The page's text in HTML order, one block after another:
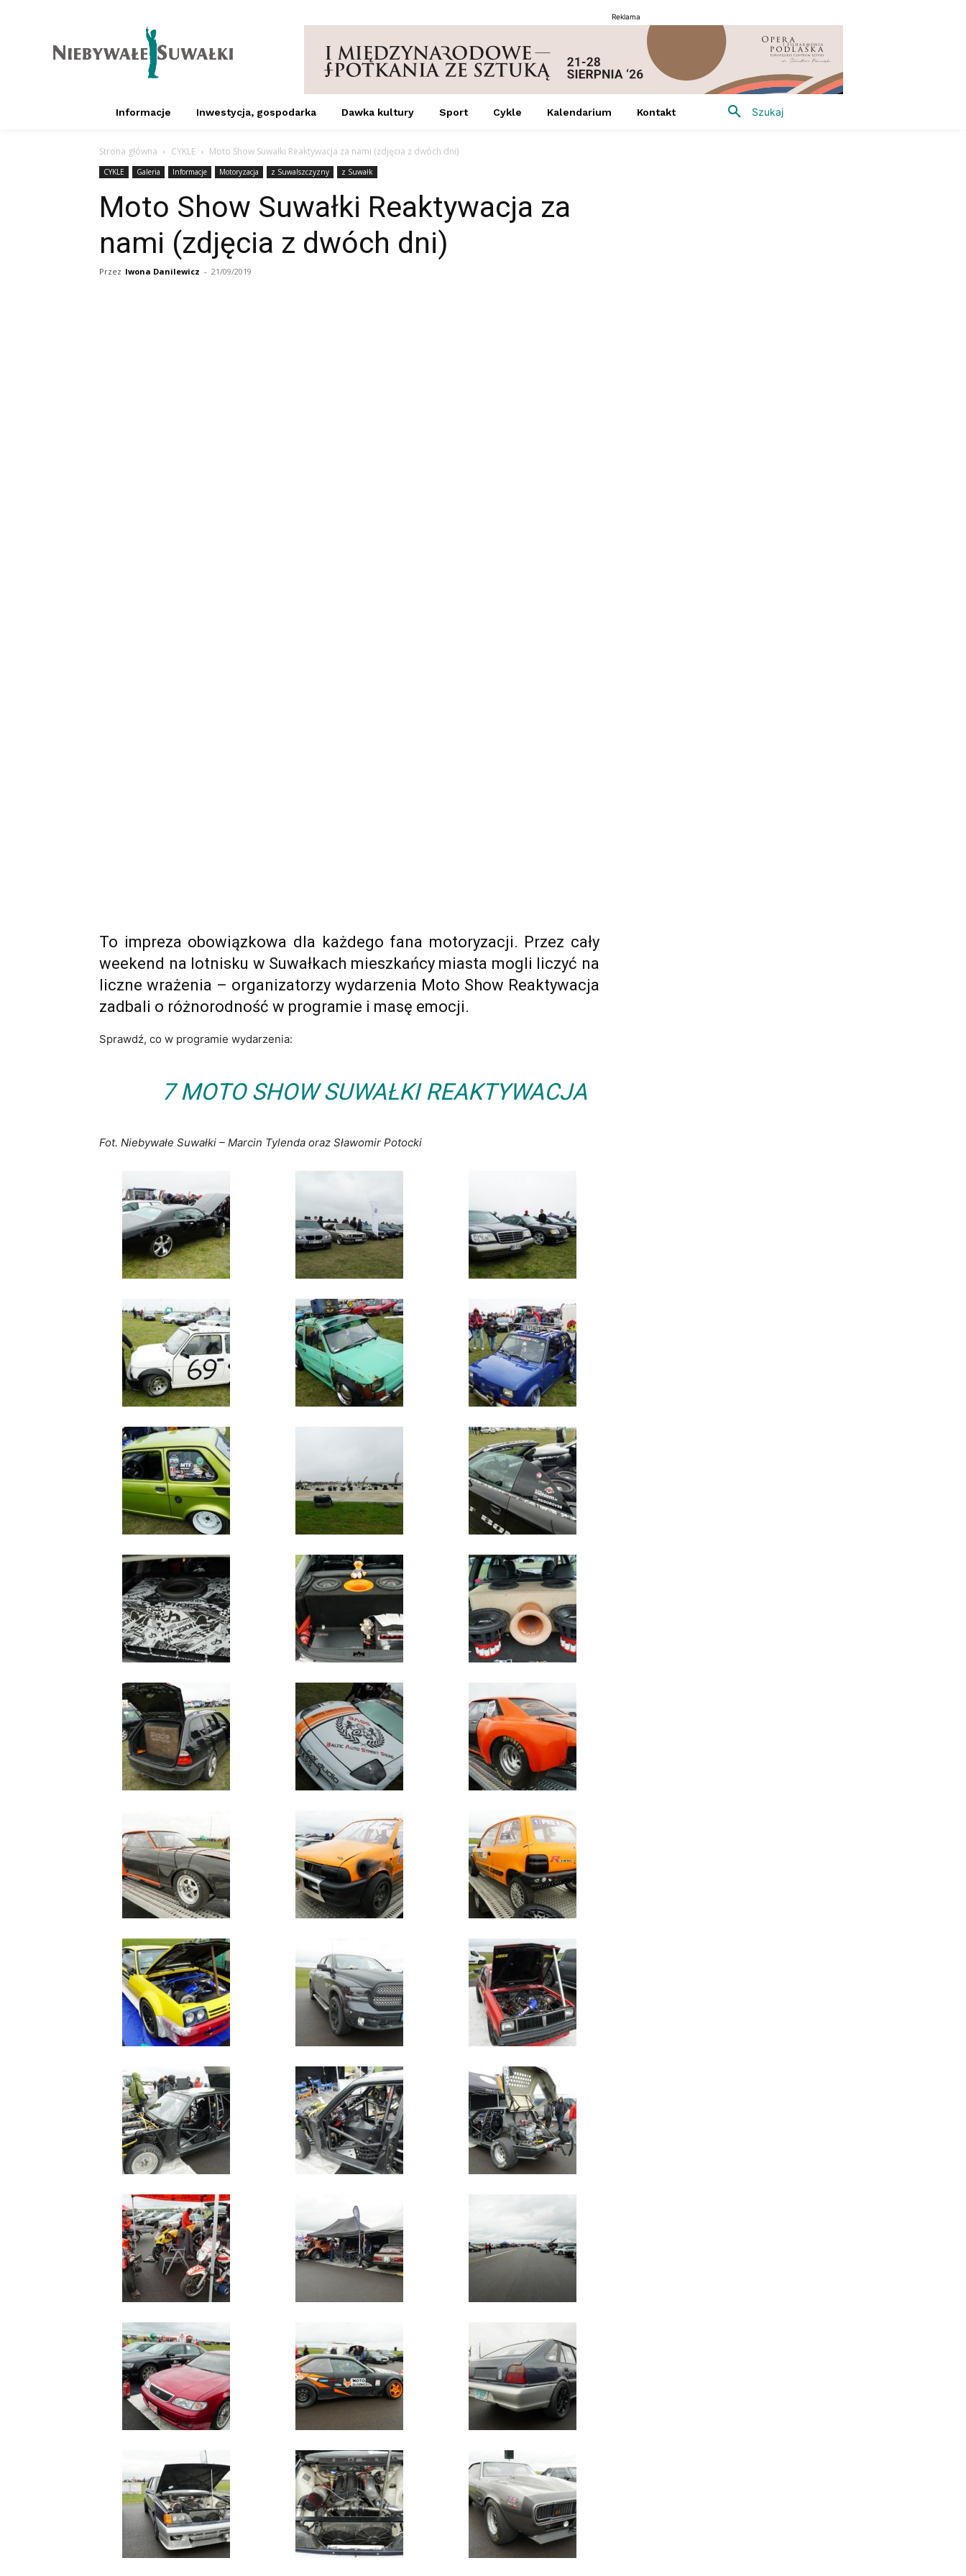
Reklama
Informacje Inwestycja, gospodarka Dawka kultury Sport Cykle Kalendarium Kontakt Szukaj
Strona główna CYKLE Moto Show Suwałki Reaktywacja za nami (zdjęcia z dwóch dni)
CYKLE Galeria Informacje Motoryzacja z Suwalszczyzny z Suwałk
Moto Show Suwałki Reaktywacja za
nami (zdjęcia z dwóch dni)
Przez Iwona Danilewicz - 21/09/2019
To impreza obowiązkowa dla każdego fana motoryzacji. Przez cały
weekend na lotnisku w Suwałkach mieszkańcy miasta mogli liczyć na
liczne wrażenia – organizatorzy wydarzenia Moto Show Reaktywacja
zadbali o różnorodność w programie i masę emocji.
Sprawdź, co w programie wydarzenia:
7 MOTO SHOW SUWAŁKI REAKTYWACJA
Fot. Niebywałe Suwałki – Marcin Tylenda oraz Sławomir Potocki